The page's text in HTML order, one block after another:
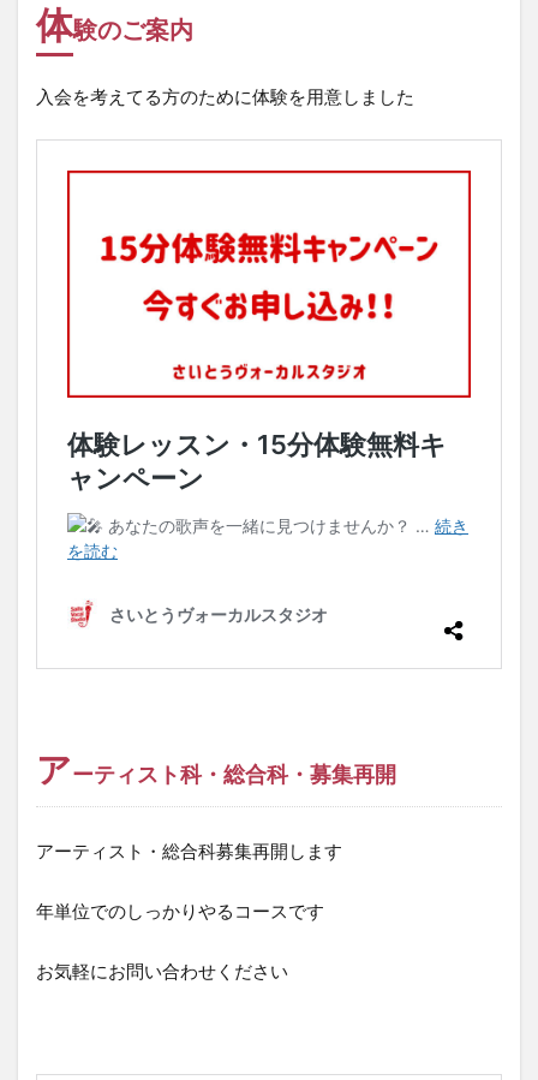
体験のご案内
入会を考えてる方のために体験を用意しました
アーティスト科・総合科・募集再開
アーティスト・総合科募集再開します
年単位でのしっかりやるコースです
お気軽にお問い合わせください